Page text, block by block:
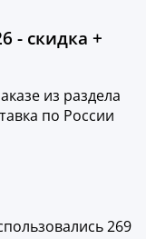
- скидка +
из раздела
по России
269